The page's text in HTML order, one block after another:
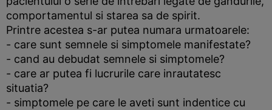
comportamentul si starea sa de spirit.
Printre acestea s-ar putea numara urmatoarele:
- care sunt semnele si simptomele manifestate?
- cand au debudat semnele si simptomele?
- care ar putea fi lucrurile care inrautatesc
situatia?
- simptomele pe care le aveti sunt indentice cu